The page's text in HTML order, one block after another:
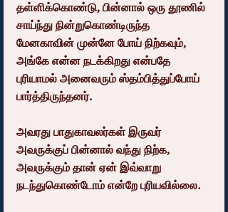
தள்ளிக்கொண்டு, பின்னால் ஒரு தூணில்
சாய்ந்து நின்றுகொண்டிருந்த
மேனகாவின் முன்னே போய் நிற்கவும்,
அங்கே என்ன நடக்கிறது என்பதே
புரியாமல் அனைவரும் ஸ்தம்பித்துப்போய்
பார்த்திருந்தனர்.
அவரது பாதுகாவலர்கள் இருவர்
அவருக்குப் பின்னால் வந்து நிற்க,
அவருக்கும் தான் ஏன் இவ்வாறு
நடந்துகொண்டோம் என்றே புரியவில்லை.